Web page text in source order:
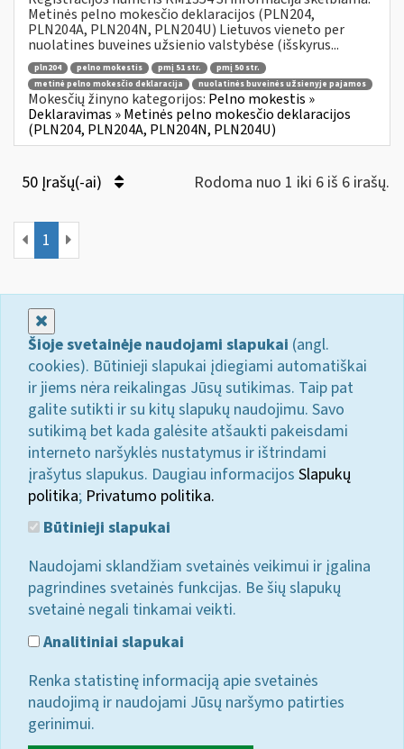
Metinės pelno mokesčio deklaracijos (PLN204,
PLN204A, PLN204N, PLN204U) Lietuvos vieneto per
nuolatines buveines užsienio valstybėse (išskyrus...
pln204 pelno mokestis pmį 51 str.
pmį 50 str.
metinė pelno mokesčio deklaracija
nuolatinės buveinės užsienyje pajamos
Mokesčių žinyno kategorijos: Pelno mokestis »
Deklaravimas » Metinės pelno mokesčio deklaracijos
(PLN204, PLN204A, PLN204N, PLN204U)
50 Įrašų(-ai) Rodoma nuo 1 iki 6 iš 6 irašų.
1
Šioje svetainėje naudojami slapukai (angl.
cookies). Būtinieji slapukai įdiegiami automatiškai
ir jiems nėra reikalingas Jūsų sutikimas. Taip pat
galite sutikti ir su kitų slapukų naudojimu. Savo
sutikimą bet kada galėsite atšaukti pakeisdami
interneto naršyklės nustatymus ir ištrindami
įrašytus slapukus. Daugiau informacijos Slapukų
politika; Privatumo politika.
Būtinieji slapukai
Naudojami sklandžiam svetainės veikimui ir įgalina
pagrindines svetainės funkcijas. Be šių slapukų
svetainė negali tinkamai veikti.
Analitiniai slapukai
Renka statistinę informaciją apie svetainės
naudojimą ir naudojami Jūsų naršymo patirties
gerinimui.